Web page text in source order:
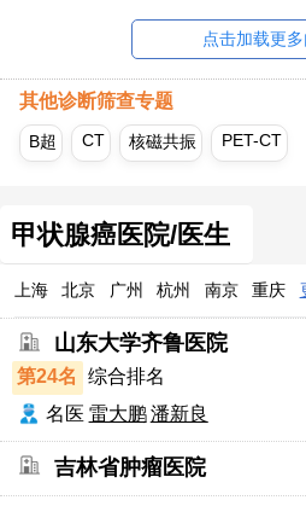
点击加载更
其他诊断筛查专题
B超 CT 核磁共振 PET-CT
甲状腺癌医院/医生
上海 北京 广州 杭州 南京 重庆
山东大学齐鲁医院
第24名
综合排名
名医 雷大鹏 潘新良
吉林省肿瘤医院